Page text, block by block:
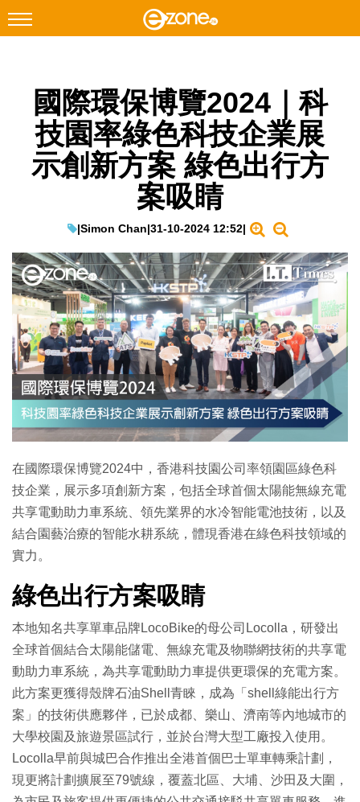
Facebook Instagram
科技焦點
網絡生活
EduTech
IT Times
生成式AI與雲端應用
Enterprise Digital Transformation
特集
國際環保博覽2024｜科
技園率綠色科技企業展
示創新方案 綠色出行方
案吸睛
|Simon Chan|31-10-2024 12:52|
在國際環保博覽2024中，香港科技園公司率領園區綠色科
技企業，展示多項創新方案，包括全球首個太陽能無線充電
共享電動助力車系統、領先業界的水冷智能電池技術，以及
結合園藝治療的智能水耕系統，體現香港在綠色科技領域的
實力。
綠色出行方案吸睛
本地知名共享單車品牌LocoBike的母公司Locolla，研發出
全球首個結合太陽能儲電、無線充電及物聯網技術的共享電
動助力車系統，為共享電動助力車提供更環保的充電方案。
此方案更獲得殼牌石油Shell青睞，成為「shell綠能出行方
案」的技術供應夥伴，已於成都、樂山、濟南等內地城市的
大學校園及旅遊景區試行，並於台灣大型工廠投入使用。
Locolla早前與城巴合作推出全港首個巴士單車轉乘計劃，
現更將計劃擴展至79號線，覆蓋北區、大埔、沙田及大圍，